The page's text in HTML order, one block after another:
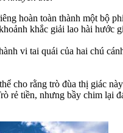
hoàn toàn thành một bộ
khắc giải lao hài hước
vi tai quái của hai chú
cho rằng trò đùa thị giác
tiền, nhưng bầy chim lại